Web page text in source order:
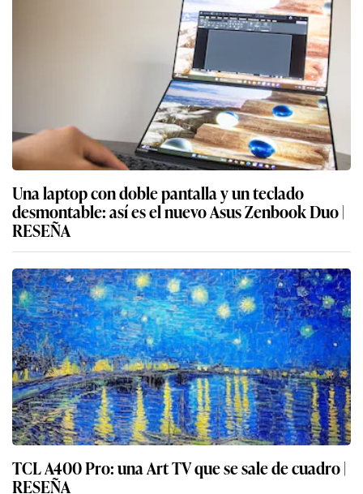
Una laptop con doble pantalla y un teclado
desmontable: así es el nuevo Asus Zenbook Duo |
RESEÑA
TCL A400 Pro: una Art TV que se sale de cuadro |
RESEÑA